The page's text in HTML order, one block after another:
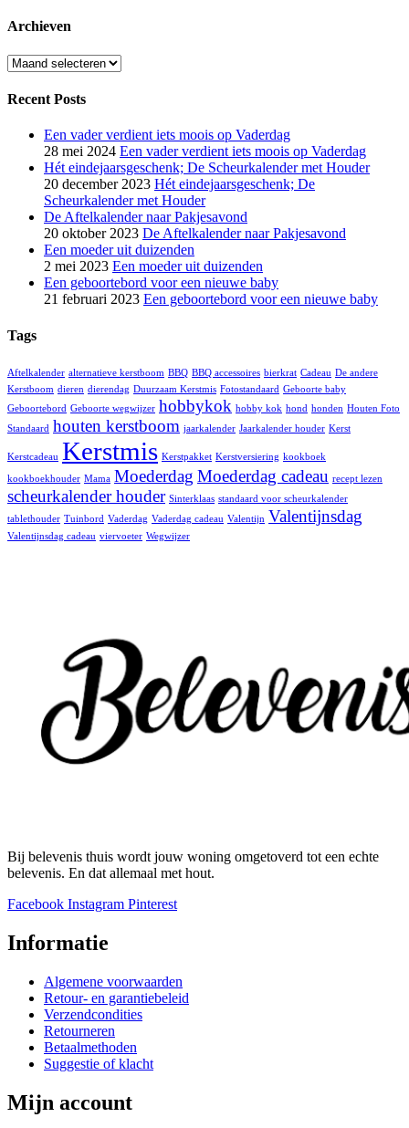
Archieven
Archieven
Recent Posts
Een vader verdient iets moois op Vaderdag
28 mei 2024 Een vader verdient iets moois op Vaderdag
Hét eindejaarsgeschenk; De Scheurkalender met Houder
20 december 2023 Hét eindejaarsgeschenk; De
Scheurkalender met Houder
De Aftelkalender naar Pakjesavond
20 oktober 2023 De Aftelkalender naar Pakjesavond
Een moeder uit duizenden
2 mei 2023 Een moeder uit duizenden
Een geboortebord voor een nieuwe baby
21 februari 2023 Een geboortebord voor een nieuwe baby
Tags
Aftelkalender alternatieve kerstboom BBQ BBQ accessoires bierkrat Cadeau De andere
Kerstboom dieren dierendag Duurzaam Kerstmis Fotostandaard Geboorte baby
Geboortebord Geboorte wegwijzer hobbykok hobby kok hond honden Houten Foto
Standaard houten kerstboom jaarkalender Jaarkalender houder Kerst
Kerstcadeau Kerstmis Kerstpakket Kerstversiering kookboek
kookboekhouder Mama Moederdag Moederdag cadeau recept lezen
scheurkalender houder Sinterklaas standaard voor scheurkalender
tablethouder Tuinbord Vaderdag Vaderdag cadeau Valentijn Valentijnsdag
Valentijnsdag cadeau viervoeter Wegwijzer
Bij belevenis thuis wordt jouw woning omgetoverd tot een echte
belevenis. En dat allemaal met hout.
Facebook Instagram Pinterest
Informatie
Algemene voorwaarden
Retour- en garantiebeleid
Verzendcondities
Retourneren
Betaalmethoden
Suggestie of klacht
Mijn account